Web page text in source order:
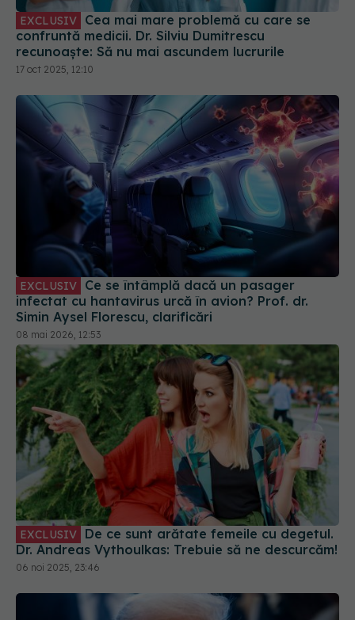
EXCLUSIV
confruntă medicii. Dr. Silviu Dumitrescu
recunoaște: Să nu mai ascundem lucrurile
17 oct 2025, 12:10
EXCLUSIV
infectat cu hantavirus urcă în avion? Prof. dr.
Simin Aysel Florescu, clarificări
08 mai 2026, 12:53
EXCLUSIV
Dr. Andreas Vythoulkas: Trebuie să ne descurcăm!
06 noi 2025, 23:46